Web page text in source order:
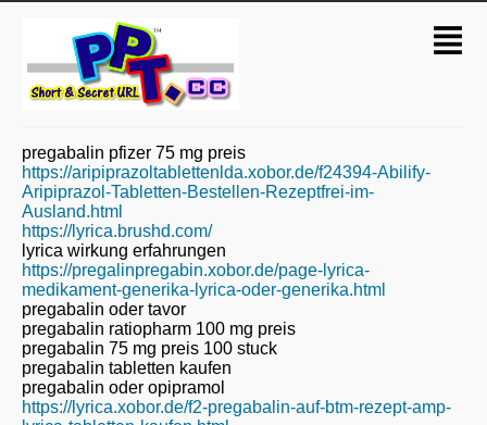
pregabalin pfizer 75 mg preis
https://aripiprazoltablettenlda.xobor.de/f24394-Abilify-
Aripiprazol-Tabletten-Bestellen-Rezeptfrei-im-
Ausland.html
https://lyrica.brushd.com/
lyrica wirkung erfahrungen
https://pregalinpregabin.xobor.de/page-lyrica-
medikament-generika-lyrica-oder-generika.html
pregabalin oder tavor
pregabalin ratiopharm 100 mg preis
pregabalin 75 mg preis 100 stuck
pregabalin tabletten kaufen
pregabalin oder opipramol
https://lyrica.xobor.de/f2-pregabalin-auf-btm-rezept-amp-